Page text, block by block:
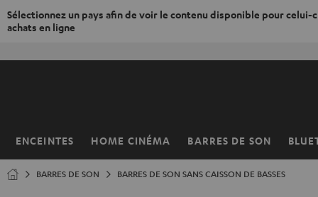
Sélectionnez un pays afin de voir le contenu disponible pour celui-
achats en ligne
ENCEINTES HOME CINÉMA BARRES DE SON
Page
BARRES DE SON BARRES DE SON SANS CAISSON DE BASSES